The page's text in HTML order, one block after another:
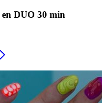
DUO 30 min